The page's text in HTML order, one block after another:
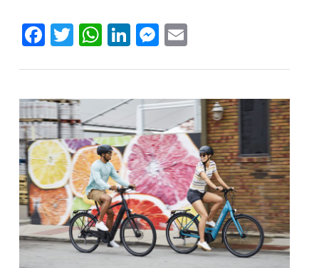
Facebook
Twitter
WhatsApp
LinkedIn
Messenger
Email